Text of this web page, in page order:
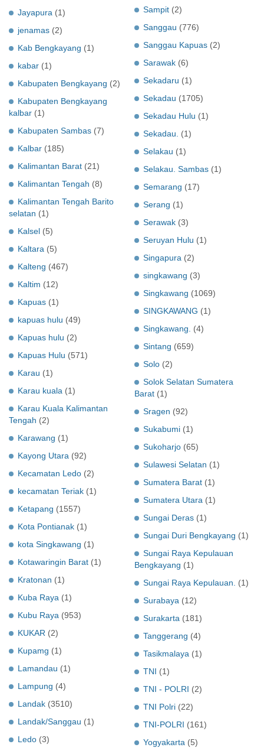
Jayapura (1)
jenamas (2)
Kab Bengkayang (1)
kabar (1)
Kabupaten Bengkayang (2)
Kabupaten Bengkayang
kalbar (1)
Kabupaten Sambas (7)
Kalbar (185)
Kalimantan Barat (21)
Kalimantan Tengah (8)
Kalimantan Tengah Barito
selatan (1)
Kalsel (5)
Kaltara (5)
Kalteng (467)
Kaltim (12)
Kapuas (1)
kapuas hulu (49)
Kapuas hulu (2)
Kapuas Hulu (571)
Karau (1)
Karau kuala (1)
Karau Kuala Kalimantan
Tengah (2)
Karawang (1)
Kayong Utara (92)
Kecamatan Ledo (2)
kecamatan Teriak (1)
Ketapang (1557)
Kota Pontianak (1)
kota Singkawang (1)
Kotawaringin Barat (1)
Kratonan (1)
Kuba Raya (1)
Kubu Raya (953)
KUKAR (2)
Kupamg (1)
Lamandau (1)
Lampung (4)
Landak (3510)
Landak/Sanggau (1)
Ledo (3)
Sampit (2)
Sanggau (776)
Sanggau Kapuas (2)
Sarawak (6)
Sekadaru (1)
Sekadau (1705)
Sekadau Hulu (1)
Sekadau.
(1)
Selakau (1)
Selakau. Sambas (1)
Semarang (17)
Serang (1)
Serawak (3)
Seruyan Hulu (1)
Singapura (2)
singkawang (3)
Singkawang (1069)
SINGKAWANG (1)
Singkawang.
(4)
Sintang (659)
Solo (2)
Solok Selatan Sumatera
Barat (1)
Sragen (92)
Sukabumi (1)
Sukoharjo (65)
Sulawesi Selatan (1)
Sumatera Barat (1)
Sumatera Utara (1)
Sungai Deras (1)
Sungai Duri Bengkayang (1)
Sungai Raya Kepulauan
Bengkayang (1)
Sungai Raya Kepulauan.
(1)
Surabaya (12)
Surakarta (181)
Tanggerang (4)
Tasikmalaya (1)
TNI (1)
TNI - POLRI (2)
TNI Polri (22)
TNI-POLRI (161)
Yogyakarta (5)